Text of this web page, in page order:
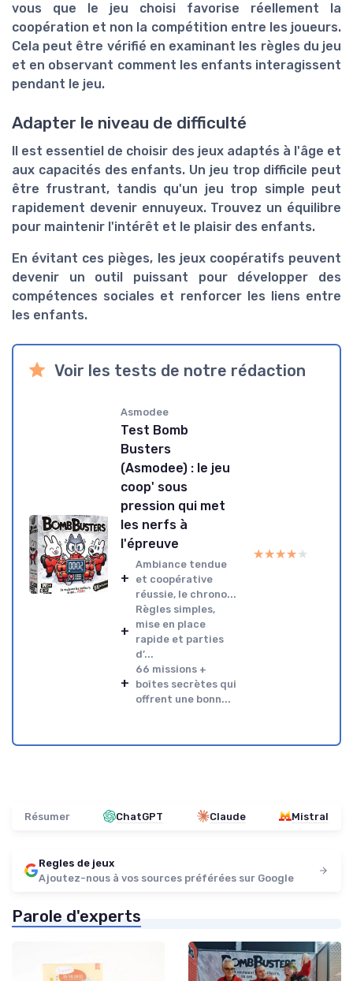
vous que le jeu choisi favorise réellement la
coopération et non la compétition entre les joueurs.
Cela peut être vérifié en examinant les règles du jeu
et en observant comment les enfants interagissent
pendant le jeu.
Adapter le niveau de difficulté
Il est essentiel de choisir des jeux adaptés à l'âge et
aux capacités des enfants. Un jeu trop difficile peut
être frustrant, tandis qu'un jeu trop simple peut
rapidement devenir ennuyeux. Trouvez un équilibre
pour maintenir l'intérêt et le plaisir des enfants.
En évitant ces pièges, les jeux coopératifs peuvent
devenir un outil puissant pour développer des
compétences sociales et renforcer les liens entre
les enfants.
Voir les tests de notre rédaction
Asmodee
Test Bomb
Busters
(Asmodee) : le jeu
coop' sous
pression qui met
les nerfs à
l'épreuve
+
Ambiance tendue
et coopérative
réussie, le chrono...
+
Règles simples,
mise en place
rapide et parties
d’...
+
66 missions +
boîtes secrètes qui
offrent une bonn...
★★★★★
★★★★★
Résumer ChatGPT Claude Mistral
Regles de jeux
Ajoutez-nous à vos sources préférées sur Google
Parole d'experts